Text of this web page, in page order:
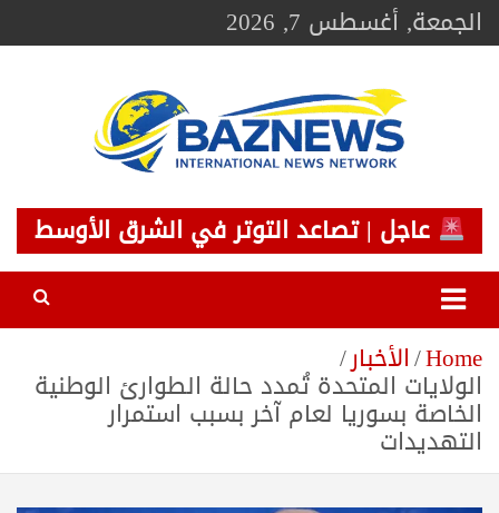
Skip
toالجمعة, أغسطس 7, 2026
BAZNEWS
شبكة باز الإخبارية
عاجل | تصاعد التوتر في الشرق الأوسط
Home الأخبار
الولايات المتحدة تُمدد حالة الطوارئ الوطنية
الخاصة بسوريا لعام آخر بسبب استمرار
التهديدات